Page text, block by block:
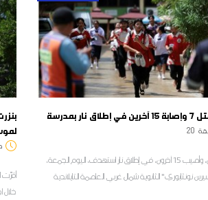
أقرّت
خلال
نار بمدرسة
20
قُتل 7 أشخاص، وأصيب 15 آخرون، في إطلاق نار استهدف، اليوم الجمعة،
نونثابوري" الثانوية شمال غربي العاصمة التايلاندية